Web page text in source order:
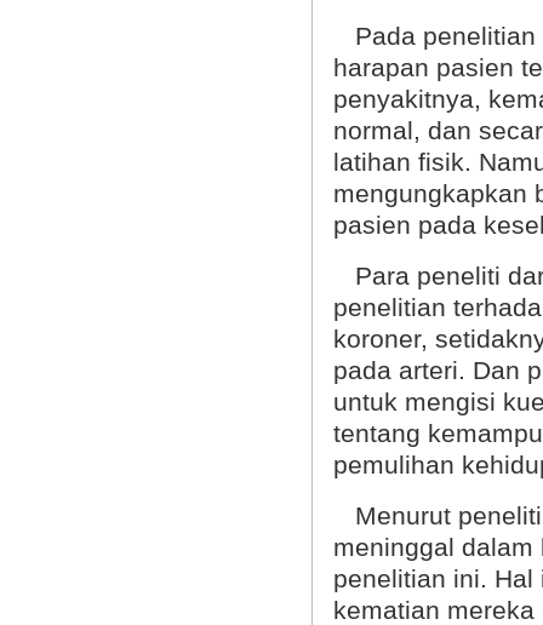
Pada penelitian
harapan pasien
penyakitnya,
normal, dan
latihan fisik.
mengungkapkan
pasien pada
Para peneliti
penelitian
koroner,
pada arteri. Dan
untuk mengisi
tentang
pemulihan
Menurut
meninggal
penelitian ini.
kematian